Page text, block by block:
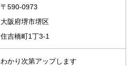
〒590-0973
大阪府堺市堺区
住吉橋町1丁3-1
わかり次第アップします